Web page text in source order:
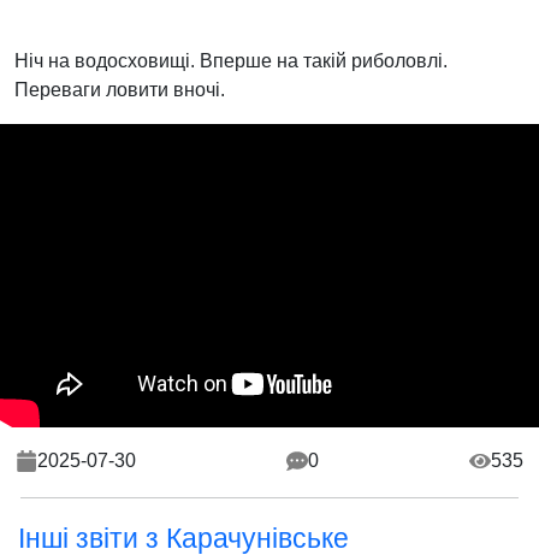
Ніч на водосховищі. Вперше на такій риболовлі.
Переваги ловити вночі.
2025-07-30 0 535
Інші звіти з Карачунівське